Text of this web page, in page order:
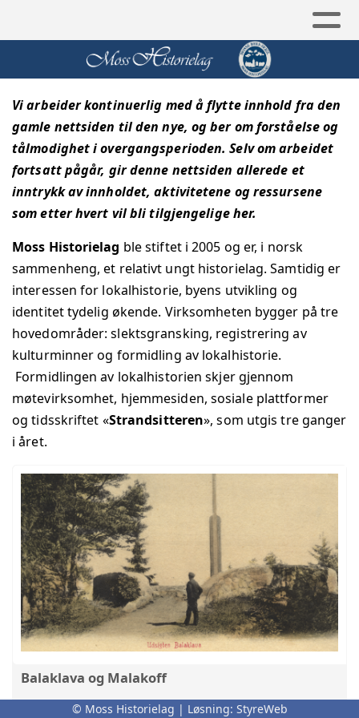
Vi arbeider kontinuerlig med å flytte innhold fra den
gamle nettsiden til den nye, og ber om forståelse og
tålmodighet i overgangsperioden. Selv om arbeidet
fortsatt pågår, gir denne nettsiden allerede et
inntrykk av innholdet, aktivitetene og ressursene
som etter hvert vil bli tilgjengelige her.
Moss Historielag ble stiftet i 2005 og er, i norsk
sammenheng, et relativt ungt historielag. Samtidig er
interessen for lokalhistorie, byens utvikling og
identitet tydelig økende. Virksomheten bygger på tre
hovedområder: slektsgransking, registrering av
kulturminner og formidling av lokalhistorie.
Formidlingen av lokalhistorien skjer gjennom
møtevirksomhet, hjemmesiden, sosiale plattformer
og tidsskriftet «Strandsitteren», som utgis tre ganger
i året.
Balaklava og Malakoff
Om navnene Balaklava og Malakoff, Krimkrigen og
© Moss Historielag | Løsning: StyreWeb